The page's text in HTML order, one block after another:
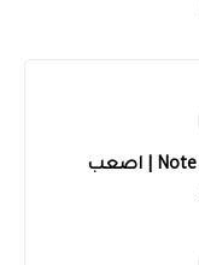
مقارنة بين جالكسي S10 Plus و Note 9 | اصعب